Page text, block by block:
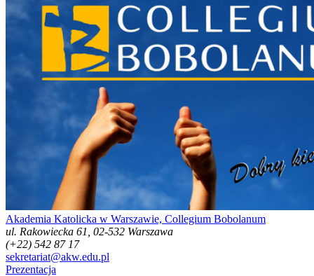
Akademia Katolicka w Warszawie, Collegium Bobolanum
ul. Rakowiecka 61, 02-532 Warszawa
(+22) 542 87 17
sekretariat@akw.edu.pl
Prezentacja